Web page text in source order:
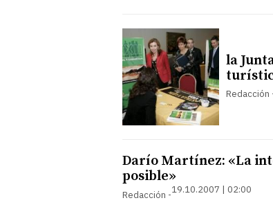
la
Redacción
Darío Martínez: «La
posible»
Redacción 19.10.2007 | 02:00